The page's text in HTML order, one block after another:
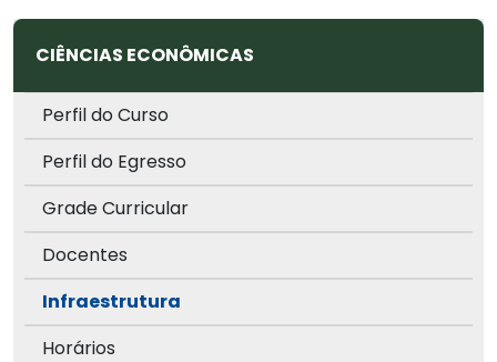
CIÊNCIAS ECONÔMICAS
Perfil do Curso
Perfil do Egresso
Grade Curricular
Docentes
Infraestrutura
Horários